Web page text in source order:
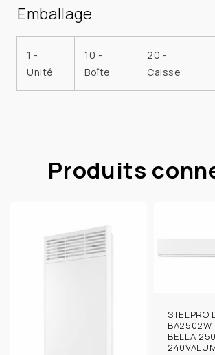
Emballage
1 -
Unité
10 -
Boîte
20 -
Caisse
Produits
STELPRO
BA2502W
BELLA